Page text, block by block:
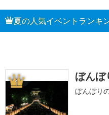
夏の人気イベントランキ
1 ぼんぼ
ぼんぼり